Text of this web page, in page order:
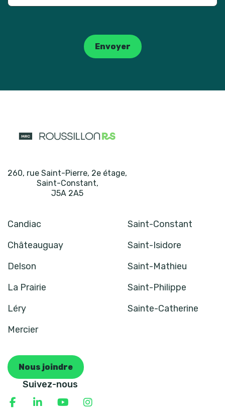
Envoyer
260, rue Saint-Pierre, 2e étage,
Saint-Constant,
J5A 2A5
Candiac
Saint-Constant
Châteauguay
Saint-Isidore
Delson
Saint-Mathieu
La Prairie
Saint-Philippe
Léry
Sainte-Catherine
Mercier
Nous joindre
Suivez-nous